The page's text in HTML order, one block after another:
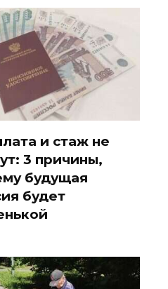
и стаж не
3 причины,
будущая
будет